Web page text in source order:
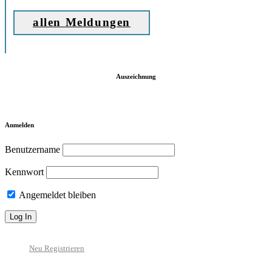
allen Meldungen
Auszeichnung
Anmelden
Benutzername
Kennwort
Angemeldet bleiben
Neu Registrieren